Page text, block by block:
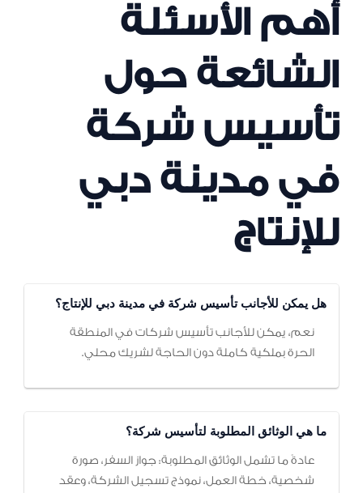
أهم الأسئلة
الشائعة حول
تأسيس شركة
في مدينة دبي
للإنتاج
هل يمكن للأجانب تأسيس شركة في مدينة دبي للإنتاج؟
نعم، يمكن للأجانب تأسيس شركات في المنطقة
الحرة بملكية كاملة دون الحاجة لشريك محلي.
ما هي الوثائق المطلوبة لتأسيس شركة؟
عادةً ما تشمل الوثائق المطلوبة: جواز السفر، صورة
شخصية، خطة العمل، نموذج تسجيل الشركة، وعقد